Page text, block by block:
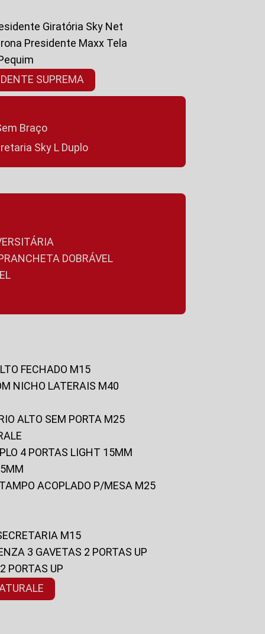
Giratória Sky Net
Presidente Maxx Tela
SUPREMA
Braço
Sky L Duplo
DOBRÁVEL
FECHADO M15
NICHO LATERAIS M40
ALTO SEM PORTA M25
4 PORTAS LIGHT 15MM
ACOPLADO P/MESA M25
M15
3 GAVETAS 2 PORTAS UP
PORTAS UP